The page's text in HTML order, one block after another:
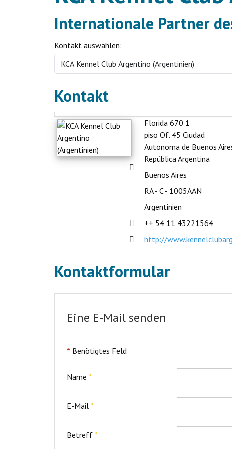
Internationale Partner
Kontakt auswählen:
Kontakt
Florida 670 1
piso Of. 45 Ciudad
Autonoma de Buenos
República Argentina
Buenos Aires
RA - C - 1005AAN
Argentinien
Telefon:
++ 54 11 43221564
Website:
http://
Kontaktformular
Eine E-Mail senden
* Benötigtes Feld
Name *
E-Mail *
Betreff *